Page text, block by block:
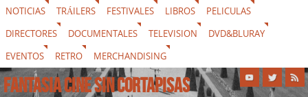
NOTICIAS TRÁILERS FESTIVALES LIBROS
PELICULAS
DIRECTORES
DOCUMENTALES TELEVISION
DVD&BLURAY
EVENTOS
RETRO MERCHANDISING
FANTASIA CINE SIN CORTAPISAS